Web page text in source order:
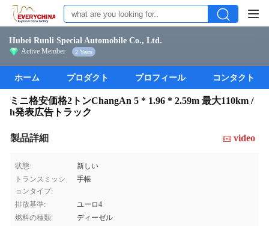
Hubei Runli Special Automobile Co., Ltd.
Active Member 2 Years
ホーム プロダクト プロフィール コンタクト
ミニ格安価格2トンChangAn 5 * 1.96 * 2.59m 最大110km /
h発表広告トラック
製品詳細 video
状態:
新しい
トランスミッシ
ョンタイプ:
手帳
排放基準:
ユーロ4
燃料の種類:
ディーゼル